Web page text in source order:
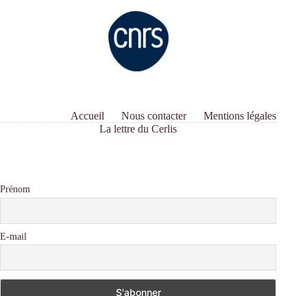
Accueil Nous contacter
Mentions légales
La lettre du Cerlis
Prénom
E-mail